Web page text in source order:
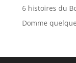
6 histoires du
Domme